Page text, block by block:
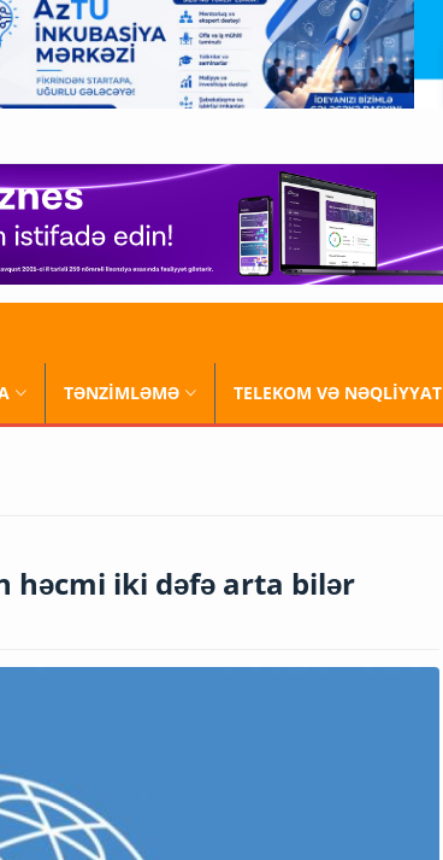
TƏNZİMLƏMƏ TELEKOM VƏ NƏQLİYYAT
həcmi iki dəfə arta bilər